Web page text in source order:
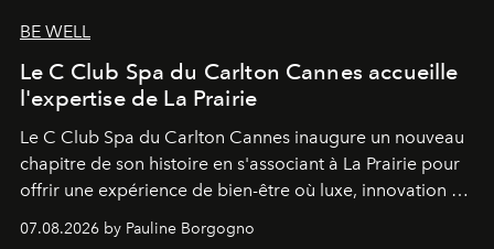
BE WELL
Le C Club Spa du Carlton Cannes accueille
l'expertise de La Prairie
Le C Club Spa du Carlton Cannes inaugure un nouveau
chapitre de son histoire en s'associant à La Prairie pour
offrir une expérience de bien-être où luxe, innovation et
07.08.2026 by Pauline Borgogno